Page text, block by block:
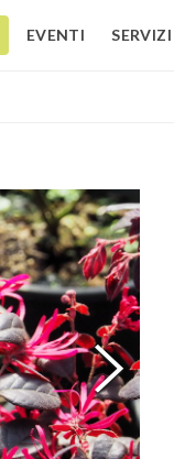
EVENTI SERVIZI